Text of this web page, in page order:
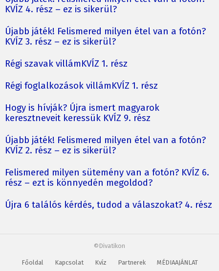
KVÍZ 4. rész – ez is sikerül?
Újabb játék! Felismered milyen étel van a fotón?
KVÍZ 3. rész – ez is sikerül?
Régi szavak villámKVÍZ 1. rész
Régi foglalkozások villámKVÍZ 1. rész
Hogy is hívják? Újra ismert magyarok
keresztneveit keressük KVÍZ 9. rész
Újabb játék! Felismered milyen étel van a fotón?
KVÍZ 2. rész – ez is sikerül?
Felismered milyen sütemény van a fotón? KVÍZ 6.
rész – ezt is könnyedén megoldod?
Újra 6 találós kérdés, tudod a válaszokat? 4. rész
©Divatikon
Főoldal Kapcsolat Kvíz Partnerek MÉDIAAJÁNLAT